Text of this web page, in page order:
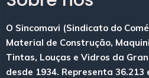
O Sincomavi (Sindicato do
Material de Construção,
Tintas, Louças e Vidros da
desde 1934. Representa